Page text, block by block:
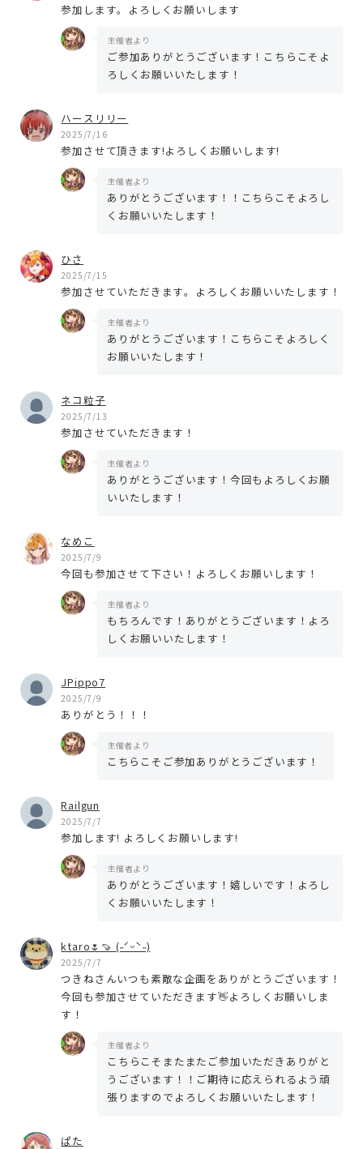
参加します。よろしくお願いします
主催者より
ご参加ありがとうございます！こちらこそよ
ろしくお願いいたします！
ハースリリー
2025/7/16
参加させて頂きます!よろしくお願いします!
主催者より
ありがとうございます！！こちらこそよろし
くお願いいたします！
ひさ
2025/7/15
参加させていただきます。よろしくお願いいたします！
主催者より
ありがとうございます！こちらこそよろしく
お願いいたします！
ネコ粒子
2025/7/13
参加させていただきます！
主催者より
ありがとうございます！今回もよろしくお願
いいたします！
なめこ
2025/7/9
今回も参加させて下さい！よろしくお願いします！
主催者より
もちろんです！ありがとうございます！よろ
しくお願いいたします！
JPippo7
2025/7/9
ありがとう！！！
主催者より
こちらこそご参加ありがとうございます！
Railgun
2025/7/7
参加します! よろしくお願いします!
主催者より
ありがとうございます！嬉しいです！よろし
くお願いいたします！
ktaro🌷🍠 (˶ˊᵕˋ˵)
2025/7/7
つきねさんいつも素敵な企画をありがとうございます！
今回も参加させていただきます👋よろしくお願いしま
す！
主催者より
こちらこそまたまたご参加いただきありがと
うございます！！ご期待に応えられるよう頑
張りますのでよろしくお願いいたします！
ぱた